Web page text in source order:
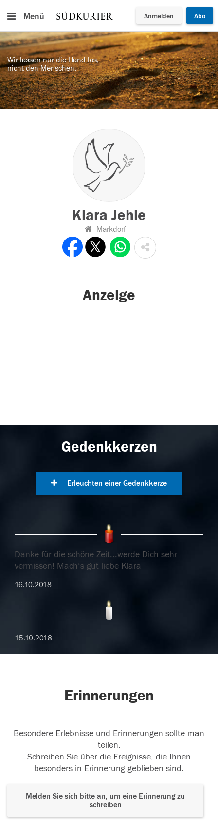
Menü Anmelden Abo
Wir lassen nur die Hand los,
nicht den Menschen.
Klara Jehle
Markdorf
Anzeige
Gedenkkerzen
Erleuchten einer Gedenkkerze
Danke für die schöne Zeit...werde Dich sehr
vermissen! Mach‘s gut liebe Klara
16.10.2018
15.10.2018
Erinnerungen
Besondere Erlebnisse und Erinnerungen sollte man
teilen.
Schreiben Sie über die Ereignisse, die Ihnen
besonders in Erinnerung geblieben sind.
Melden Sie sich bitte an, um eine Erinnerung zu
schreiben